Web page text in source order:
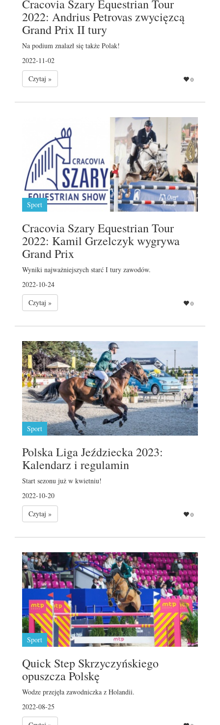
Cracovia Szary Equestrian Tour
2022: Andrius Petrovas zwycięzcą
Grand Prix II tury
Na podium znalazł się także Polak!
2022-11-02
Czytaj »
0
Sport
Cracovia Szary Equestrian Tour
2022: Kamil Grzelczyk wygrywa
Grand Prix
Wyniki najważniejszych starć I tury zawodów.
2022-10-24
Czytaj »
0
Sport
Polska Liga Jeździecka 2023:
Kalendarz i regulamin
Start sezonu już w kwietniu!
2022-10-20
Czytaj »
0
Sport
Quick Step Skrzyczyńskiego
opuszcza Polskę
Wodze przejęła zawodniczka z Holandii.
2022-08-25